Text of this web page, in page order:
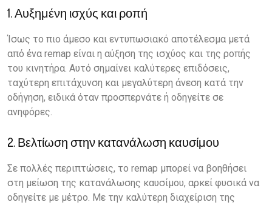
1. Αυξημένη ισχύς και ροπή
Ίσως το πιο άμεσο και εντυπωσιακό αποτέλεσμα μετά
από ένα remap είναι η αύξηση της ισχύος και της ροπής
του κινητήρα. Αυτό σημαίνει καλύτερες επιδόσεις,
ταχύτερη επιτάχυνση και μεγαλύτερη άνεση κατά την
οδήγηση, ειδικά όταν προσπερνάτε ή οδηγείτε σε
ανηφόρες.
2. Βελτίωση στην κατανάλωση καυσίμου
Σε πολλές περιπτώσεις, το remap μπορεί να βοηθήσει
στη μείωση της κατανάλωσης καυσίμου, αρκεί φυσικά να
οδηγείτε με μέτρο. Με την καλύτερη διαχείριση της